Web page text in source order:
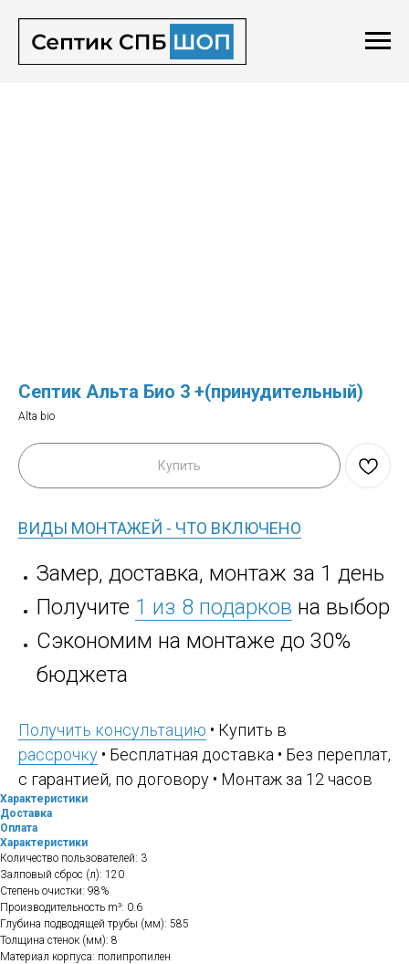
Септик Альта Био 3 +(принудительный)
Alta bio
Купить
ВИДЫ МОНТАЖЕЙ - ЧТО ВКЛЮЧЕНО
Замер, доставка, монтаж за 1 день
Получите 1 из 8 подарков на выбор
Сэкономим на монтаже до 30%
бюджета
Получить консультацию • Купить в
рассрочку • Бесплатная доставка • Без переплат,
с гарантией, по договору • Монтаж за 12 часов
Характеристики
Доставка
Оплата
Характеристики
Количество пользователей: 3
Залповый сброс (л): 120
Степень очистки: 98%
Производительность m³: 0.6
Глубина подводящей трубы (мм): 585
Толщина стенок (мм): 8
Материал корпуса: полипропилен